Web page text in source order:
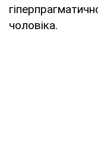
чоловіка.